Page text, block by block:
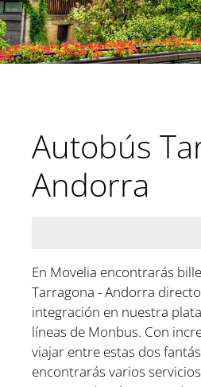
Autobús
Andorra
En Movelia encontrarás
Tarragona - Andorra
integración en nuestra
líneas de Monbus. Con
viajar entre estas dos
encontrarás varios